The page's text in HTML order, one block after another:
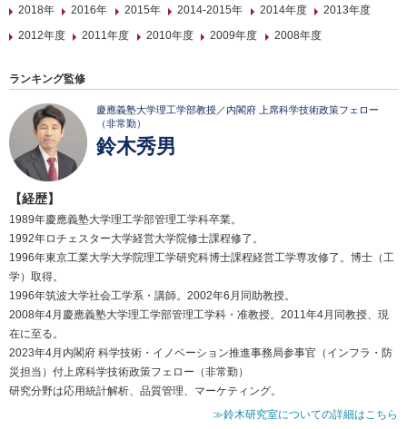
2018年
2016年 2015年 2014-2015年 2014年度
2013年度
2012年度
2011年度 2010年度 2009年度 2008年度
ランキング監修
慶應義塾大学理工学部教授／内閣府 上席科学技術政策フェロー
（非常勤）
鈴木秀男
【経歴】
1989年慶應義塾大学理工学部管理工学科卒業。
1992年ロチェスター大学経営大学院修士課程修了。
1996年東京工業大学大学院理工学研究科博士課程経営工学専攻修了。博士（工
学）取得。
1996年筑波大学社会工学系・講師。2002年6月同助教授。
2008年4月慶應義塾大学理工学部管理工学科・准教授。2011年4月同教授、現
在に至る。
2023年4月内閣府 科学技術・イノベーション推進事務局参事官（インフラ・防
災担当）付上席科学技術政策フェロー（非常勤）
研究分野は応用統計解析、品質管理、マーケティング。
≫鈴木研究室についての詳細はこちら